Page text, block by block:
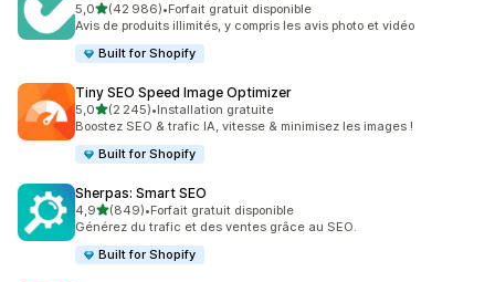
5,0étoile(s) sur 5
(42 986)
42986 avis au total
•Forfait gratuit disponible
Avis de produits illimités, y compris les avis photo et vidéo
Built for Shopify
Tiny SEO Speed Image Optimizer
5,0étoile(s) sur 5
(2 245)
2245 avis au total
•Installation gratuite
Boostez SEO & trafic IA, vitesse & minimisez les images !
Built for Shopify
Sherpas: Smart SEO
4,9étoile(s) sur 5
(849)
849 avis au total
•Forfait gratuit disponible
Générez du trafic et des ventes grâce au SEO.
Built for Shopify